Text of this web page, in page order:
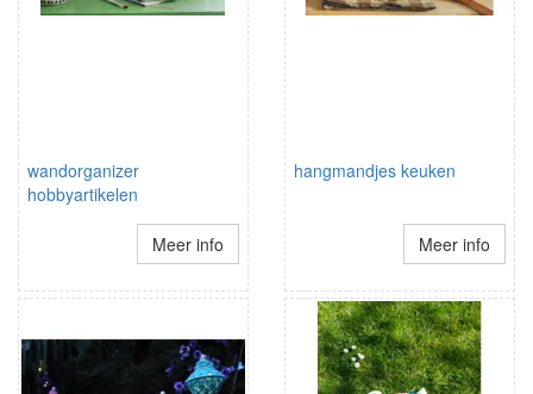
wandorganizer
hobbyartikelen
Meer info
hangmandjes keuken
Meer info